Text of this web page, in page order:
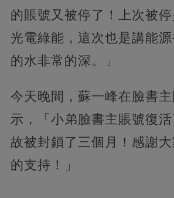
的賬號又被停了！上次被
光電綠能，這次也是講能
的水非常的深。」
今天晚間，蘇一峰在臉書
示，「小弟臉書主賬號復
故被封鎖了三個月！感謝
的支持！」